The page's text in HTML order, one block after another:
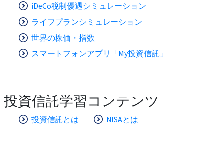
iDeCo税制優遇シミュレーション
ライフプランシミュレーション
世界の株価・指数
スマートフォンアプリ「My投資信託」
投資信託学習コンテンツ
投資信託とは NISAとは